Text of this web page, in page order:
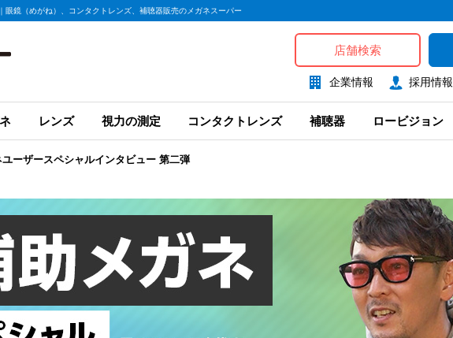
鏡（めがね）、コンタクトレンズ、補聴器販売のメガネスーパー
店舗検索
企業情報 採用情報
レンズ 視力の測定 コンタクトレンズ 補聴器 ロービジョン
ーザースペシャルインタビュー 第二弾